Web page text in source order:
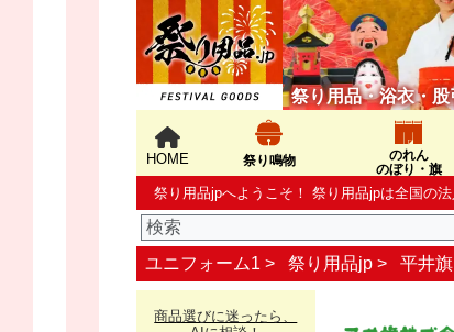
祭り用品・浴衣・
HOME 祭り鳴物
のれん
のぼり・旗
祭り用品jpへようこそ！ 祭り用品jpは全国の
ユニフォーム1 > 祭り用品jp > 平井旗
商品選びに迷ったら、